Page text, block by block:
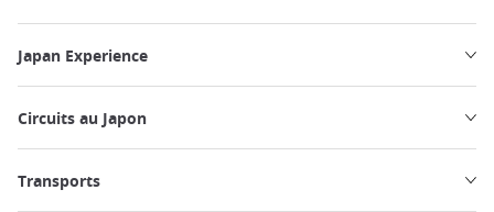
Japan Experience
Circuits au Japon
Transports